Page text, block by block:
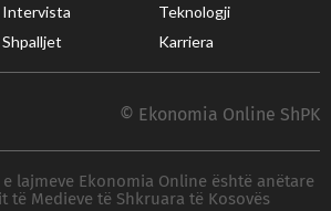
Intervista
Teknologji
Shpalljet Karriera
© Ekonomia Online ShPK
lajmeve Ekonomia Online është anëtare
të Medieve të Shkruara të Kosovës